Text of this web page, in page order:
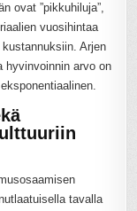
ovat ”pikkuhiluja”,
vuosihintaa
Arjen
hyvinvoinnin arvo on
tavalla